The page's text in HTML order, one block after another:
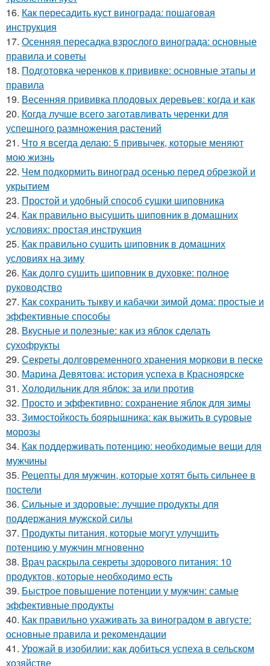
16. Как пересадить куст винограда: пошаговая
инструкция
17. Осенняя пересадка взрослого винограда: основные
правила и советы
18. Подготовка черенков к прививке: основные этапы и
правила
19. Весенняя прививка плодовых деревьев: когда и как
20. Когда лучше всего заготавливать черенки для
успешного размножения растений
21. Что я всегда делаю: 5 привычек, которые меняют
мою жизнь
22. Чем подкормить виноград осенью перед обрезкой и
укрытием
23. Простой и удобный способ сушки шиповника
24. Как правильно высушить шиповник в домашних
условиях: простая инструкция
25. Как правильно сушить шиповник в домашних
условиях на зиму
26. Как долго сушить шиповник в духовке: полное
руководство
27. Как сохранить тыкву и кабачки зимой дома: простые и
эффективные способы
28. Вкусные и полезные: как из яблок сделать
сухофрукты
29. Секреты долговременного хранения моркови в песке
30. Марина Девятова: история успеха в Красноярске
31. Холодильник для яблок: за или против
32. Просто и эффективно: сохранение яблок для зимы
33. Зимостойкость боярышника: как выжить в суровые
морозы
34. Как поддерживать потенцию: необходимые вещи для
мужчины
35. Рецепты для мужчин, которые хотят быть сильнее в
постели
36. Сильные и здоровые: лучшие продукты для
поддержания мужской силы
37. Продукты питания, которые могут улучшить
потенцию у мужчин мгновенно
38. Врач раскрыла секреты здорового питания: 10
продуктов, которые необходимо есть
39. Быстрое повышение потенции у мужчин: самые
эффективные продукты
40. Как правильно ухаживать за виноградом в августе:
основные правила и рекомендации
41. Урожай в изобилии: как добиться успеха в сельском
хозяйстве